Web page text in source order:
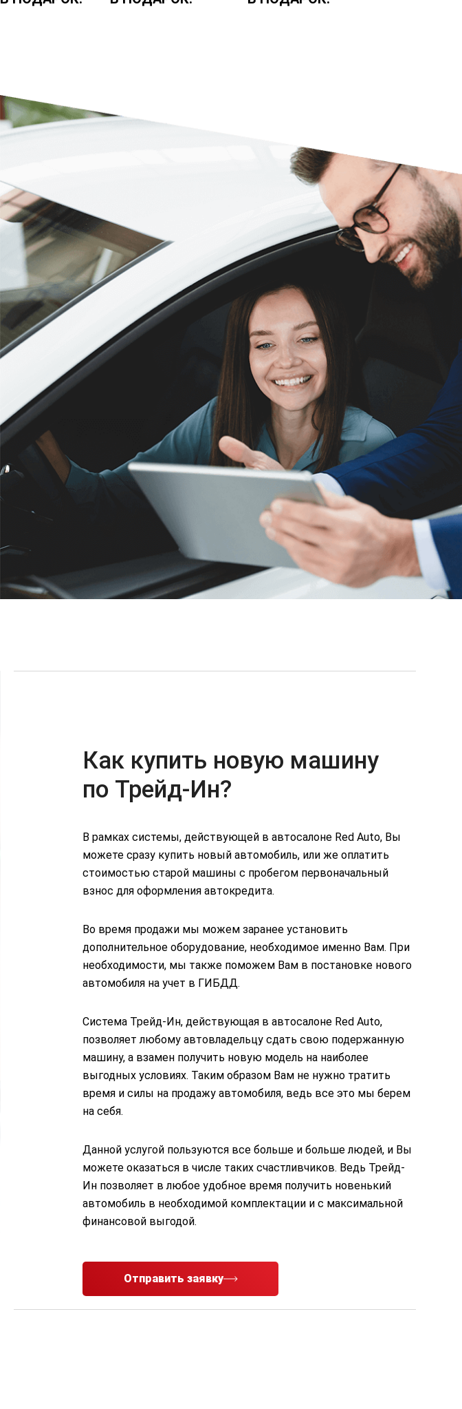
Как купить новую машину
по Трейд-Ин?
В рамках системы, действующей в автосалоне Red Auto, Вы
можете сразу купить новый автомобиль, или же оплатить
стоимостью старой машины с пробегом первоначальный
взнос для оформления автокредита.
Во время продажи мы можем заранее установить
дополнительное оборудование, необходимое именно Вам. При
необходимости, мы также поможем Вам в постановке нового
автомобиля на учет в ГИБДД.
Система Трейд-Ин, действующая в автосалоне Red Auto,
позволяет любому автовладельцу сдать свою подержанную
машину, а взамен получить новую модель на наиболее
выгодных условиях. Таким образом Вам не нужно тратить
время и силы на продажу автомобиля, ведь все это мы берем
на себя.
Данной услугой пользуются все больше и больше людей, и Вы
можете оказаться в числе таких счастливчиков. Ведь Трейд-
Ин позволяет в любое удобное время получить новенький
автомобиль в необходимой комплектации и с максимальной
финансовой выгодой.
Отправить заявку